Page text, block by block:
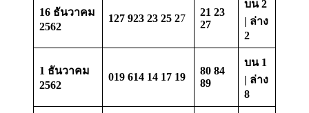
16 ธันวาคม
2562
127 923 23 25 27
21 23
27
บน 2
| ล่าง
2
1 ธันวาคม
2562
019 614 14 17 19
80 84
89
บน 1
| ล่าง
8